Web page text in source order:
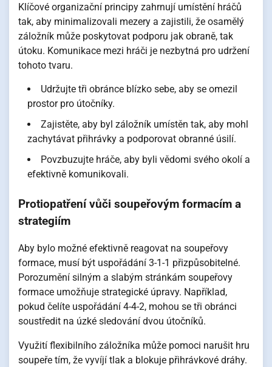
Klíčové organizační principy zahrnují umístění hráčů
tak, aby minimalizovali mezery a zajistili, že osamělý
záložník může poskytovat podporu jak obraně, tak
útoku. Komunikace mezi hráči je nezbytná pro udržení
tohoto tvaru.
Udržujte tři obránce blízko sebe, aby se omezil
prostor pro útočníky.
Zajistěte, aby byl záložník umístěn tak, aby mohl
zachytávat přihrávky a podporovat obranné úsilí.
Povzbuzujte hráče, aby byli vědomi svého okolí a
efektivně komunikovali.
Protiopatření vůči soupeřovým formacím a
strategiím
Aby bylo možné efektivně reagovat na soupeřovy
formace, musí být uspořádání 3-1-1 přizpůsobitelné.
Porozumění silným a slabým stránkám soupeřovy
formace umožňuje strategické úpravy. Například,
pokud čelíte uspořádání 4-4-2, mohou se tři obránci
soustředit na úzké sledování dvou útočníků.
Využití flexibilního záložníka může pomoci narušit hru
soupeře tím, že vyvíjí tlak a blokuje přihrávkové dráhy.